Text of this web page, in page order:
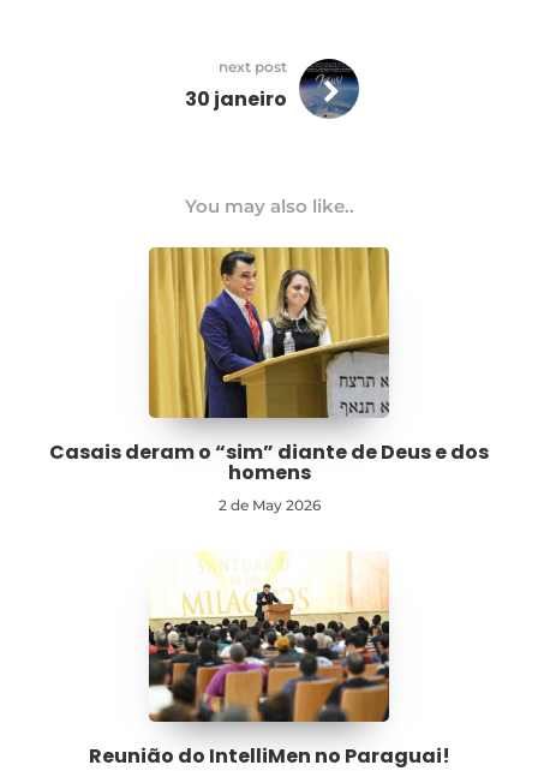
next post
30 janeiro
You may also like..
Casais deram o “sim” diante de Deus e dos
homens
2 de May 2026
Reunião do IntelliMen no Paraguai!